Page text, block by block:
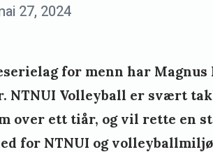
27, 2024
a
t
h
for menn har Magnus
NTNUI Volleyball er svært
over ett tiår, og vil rette en
for NTNUI og